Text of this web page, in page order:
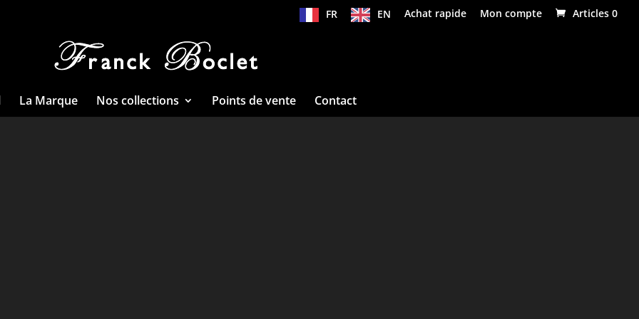
FR EN Achat rapide Mon compte Articles 0
La Marque Nos collections Points de vente Contact